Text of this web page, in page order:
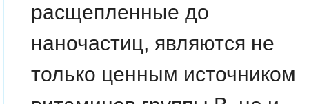
расщепленные до
наночастиц, являются не
только ценным источником